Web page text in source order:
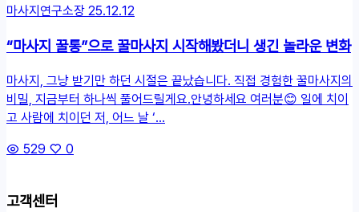
마사지연구소장25.12.12
“마사지 꿀통”으로 꿀마사지 시작해봤더니 생긴 놀라운 변화
마사지, 그냥 받기만 하던 시절은 끝났습니다. 직접 경험한 꿀마사지의
비밀, 지금부터 하나씩 풀어드릴게요.안녕하세요 여러분😊 일에 치이
고 사람에 치이던 저, 어느 날 ‘...
529
0
고객센터